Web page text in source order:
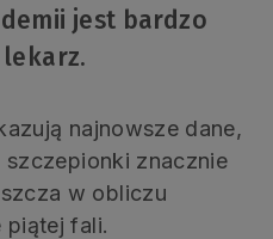
jest bardzo
najnowsze dane,
znacznie
w obliczu
piątej fali.